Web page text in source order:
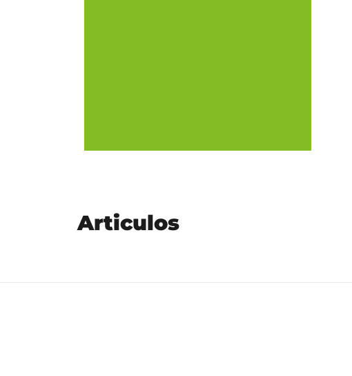
Articulos